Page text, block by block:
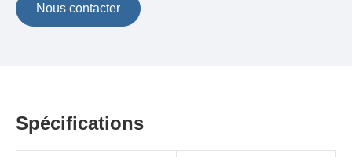
Nous contacter
Spécifications